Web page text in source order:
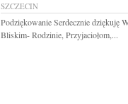
SZCZECIN
Podziękowanie Serdecznie dziękuję
Bliskim- Rodzinie, Przyjaciołom,...